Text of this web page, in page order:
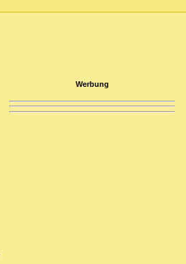
Werbung